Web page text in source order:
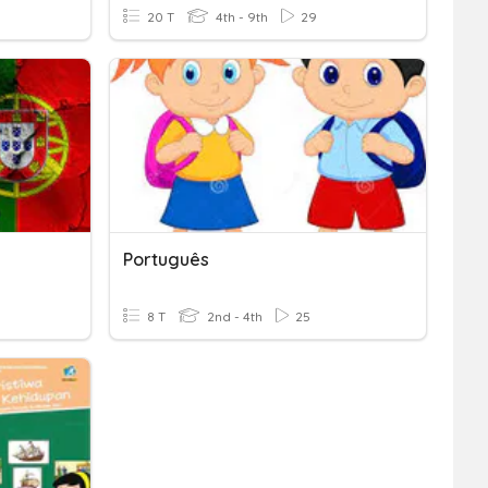
20 T 4th - 9th 29
Português
8 T 2nd - 4th 25